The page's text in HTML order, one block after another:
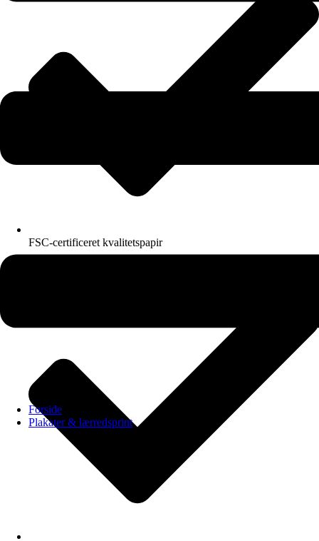
Forside
Plakater & lærredsprint
FSC-certificeret kvalitetspapir